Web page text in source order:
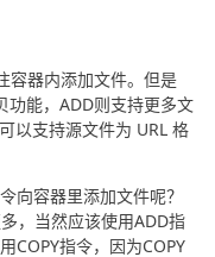
容器内添加文件。但是
功能，ADD则支持更多文
以支持源文件为 URL 格
向容器里添加文件呢？
，当然应该使用ADD指
COPY指令，因为COPY